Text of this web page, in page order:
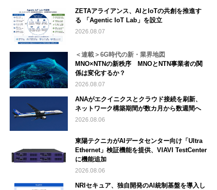
ZETAアライアンス、AIとIoTの共創を推進す
る 「Agentic IoT Lab」を設立
2026.08.07
＜連載＞6G時代の新・業界地図
MNO×NTNの新秩序 MNOとNTN事業者の関
係は変化するか？
2026.08.07
ANAがエクイニクスとクラウド接続を刷新、
ネットワーク構築期間が数カ月から数週間へ
2026.08.06
東陽テクニカがAIデータセンター向け「Ultra
Ethernet」検証機能を提供、VIAVI TestCenter
に機能追加
2026.08.06
NRIセキュア、独自開発のAI統制基盤を導入し